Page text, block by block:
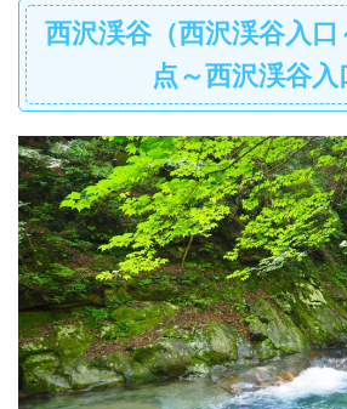
西沢渓谷（西沢渓谷入
点～西沢渓谷入